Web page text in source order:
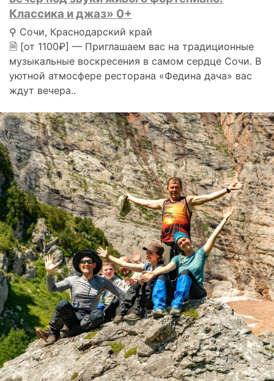
Классика и джаз» 0+
⚲ Сочи, Краснодарский край
🗎 [от 1100₽] — Приглашаем вас на традиционные
музыкальные воскресения в самом сердце Сочи. В
уютной атмосфере ресторана «Федина дача» вас
ждут вечера..